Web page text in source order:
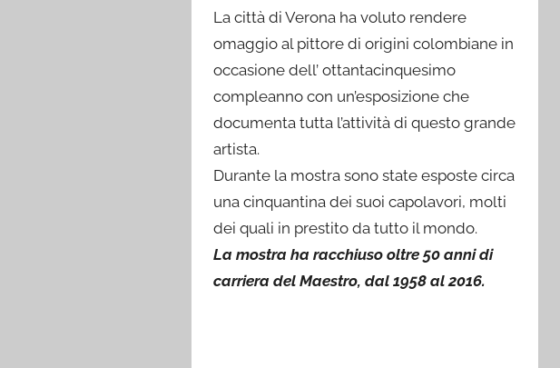
La città di Verona ha voluto rendere
omaggio al pittore di origini colombiane in
occasione dell’ ottantacinquesimo
compleanno con un’esposizione che
documenta tutta l’attività di questo grande
artista.
Durante la mostra sono state esposte circa
una cinquantina dei suoi capolavori, molti
dei quali in prestito da tutto il mondo.
La mostra ha racchiuso oltre 50 anni di
carriera del Maestro, dal 1958 al 2016.